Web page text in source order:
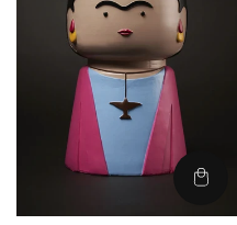
Ajouter